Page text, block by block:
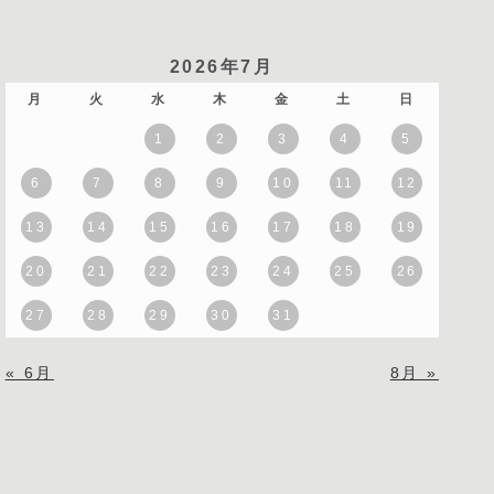
2026年7月
月 火 水 木 金 土 日
1 2 3 4 5
6 7 8 9 10 11 12
13 14 15 16 17 18 19
20 21 22 23 24 25 26
27 28 29 30 31
« 6月 8月 »